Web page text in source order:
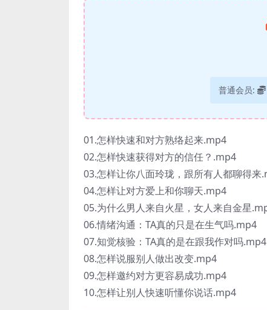
普通会员:
01.怎样快速和对方熟络起来.mp4
02.怎样快速获得对方的信任？.mp4
03.怎样让你八面玲珑，跟所有人都聊得来
04.怎样让对方爱上和你聊天.mp4
05.为什么男人来自火星，女人来自金星
06.情绪沟通：TA真的只是在生气吗.mp4
07.知觉核验：TA真的是在跟我作对吗.mp4
08.怎样说服别人做出改变.mp4
09.怎样邀约对方更容易成功.mp4
10.怎样让别人快速听懂你说话.mp4